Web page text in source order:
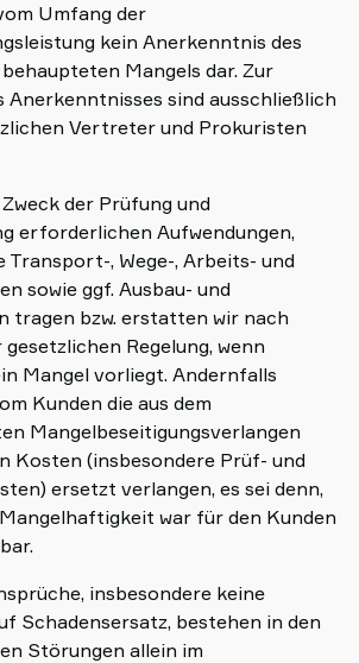
Umfang der
kein Anerkenntnis des
Mangels dar. Zur
Anerkenntnisses sind ausschließlich
Vertreter und Prokuristen
der Prüfung und
erforderlichen Aufwendungen,
Transport-, Wege-, Arbeits- und
sowie ggf. Ausbau- und
tragen bzw. erstatten wir nach
Regelung, wenn
Mangel vorliegt. Andernfalls
Kunden die aus dem
Mangelbeseitigungsverlangen
Kosten (insbesondere Prüf- und
ersetzt verlangen, es sei denn,
war für den Kunden
insbesondere keine
Schadensersatz, bestehen in den
Störungen allein im